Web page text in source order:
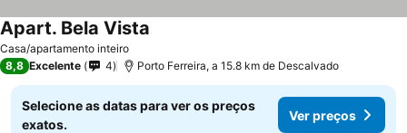
Casa/apartamento inteiro
Apart. Bela Vista
8,8 Excelente 4 Porto Ferreira, a 15.8 km de Descalvado
Selecione as datas para ver os preços
exatos.
Ver preços